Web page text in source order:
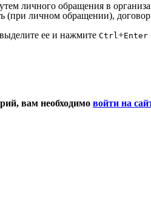
личного обращения в
(при личном обращении),
ее и нажмите Ctrl+Enter
вам необходимо войти на